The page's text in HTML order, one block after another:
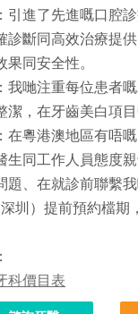
引進了先進嘅口腔
診斷同高效治療提
同安全性。
我哋注重每位患者
潔，在牙齒美白項
在粵港澳地區有唔
生同工作人員態度
題、在就診前聯繫
深圳）提前預約檔
科價目表